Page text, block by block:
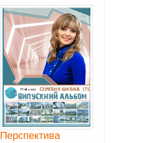
Перспектива